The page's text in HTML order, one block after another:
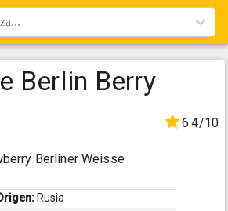
Berlin Berry
6.4/10
Berliner Weisse
Rusia